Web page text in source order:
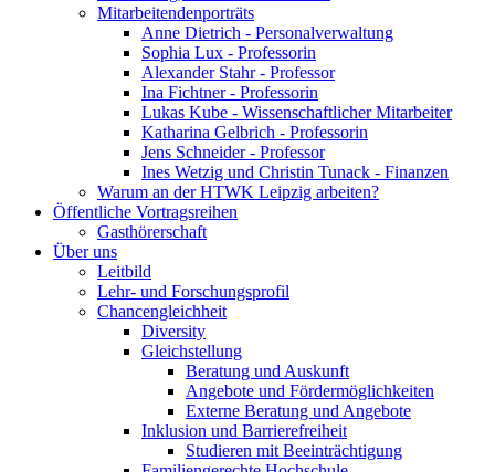
Mitarbeitendenporträts
Anne Dietrich - Personalverwaltung
Sophia Lux - Professorin
Alexander Stahr - Professor
Ina Fichtner - Professorin
Lukas Kube - Wissenschaftlicher Mitarbeiter
Katharina Gelbrich - Professorin
Jens Schneider - Professor
Ines Wetzig und Christin Tunack - Finanzen
Warum an der HTWK Leipzig arbeiten?
Öffentliche Vortragsreihen
Gasthörerschaft
Über uns
Leitbild
Lehr- und Forschungsprofil
Chancengleichheit
Diversity
Gleichstellung
Beratung und Auskunft
Angebote und Fördermöglichkeiten
Externe Beratung und Angebote
Inklusion und Barrierefreiheit
Studieren mit Beeinträchtigung